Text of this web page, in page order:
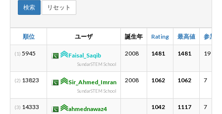
検索 リセット
順位 ユーザ 誕生年 Rating 最高値 参加数
(1) 5945 Faisal_Saqib
SundarSTEM School
2008 1481 1481 19
(2) 13823 Sir_Ahmed_Imran
SundarSTEM School
2008 1062 1062 7
(3) 14333 ahmednawaz4 1042 1117 7